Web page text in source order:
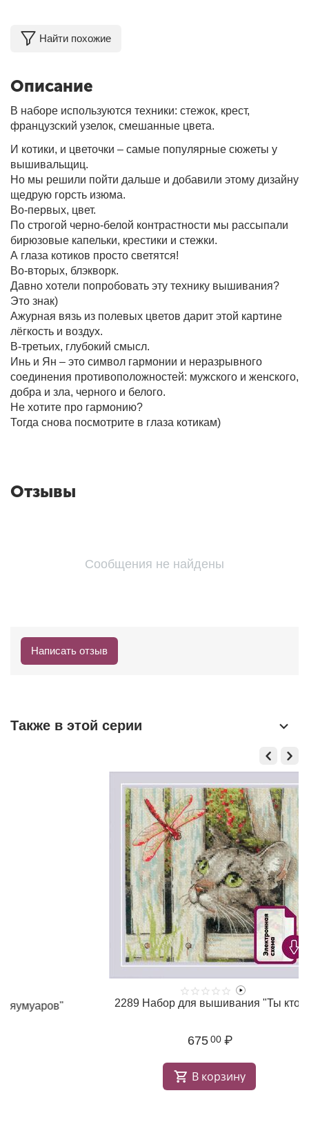
Найти похожие
Описание
В наборе используются техники: стежок, крест,
французский узелок, смешанные цвета.
И котики, и цветочки – самые популярные сюжеты у
вышивальщиц.
Но мы решили пойти дальше и добавили этому дизайну
щедрую горсть изюма.
Во-первых, цвет.
По строгой черно-белой контрастности мы рассыпали
бирюзовые капельки, крестики и стежки.
А глаза котиков просто светятся!
Во-вторых, блэкворк.
Давно хотели попробовать эту технику вышивания?
Это знак)
Ажурная вязь из полевых цветов дарит этой картине
лёгкость и воздух.
В-третьих, глубокий смысл.
Инь и Ян – это символ гармонии и неразрывного
соединения противоположностей: мужского и женского,
добра и зла, черного и белого.
Не хотите про гармонию?
Тогда снова посмотрите в глаза котикам)
Отзывы
Сообщения не найдены
Написать отзыв
Также в этой серии
2289 Набор для вышивания "Ты кто?"
В корзину